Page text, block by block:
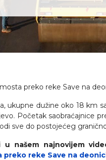
preko reke Save na
ukupne dužine oko 18 km
Početak saobraćajnice
sve do postojećeg
našem najnovijem
reke Save na